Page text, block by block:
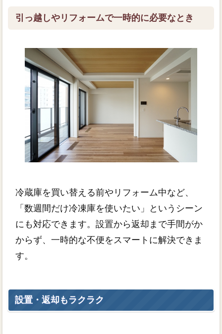
引っ越しやリフォームで一時的に必要なとき
冷蔵庫を買い替える前やリフォーム中など、
「数週間だけ冷凍庫を使いたい」というシーン
にも対応できます。設置から返却まで手間がか
からず、一時的な不便をスマートに解決できま
す。
設置・返却もラクラク